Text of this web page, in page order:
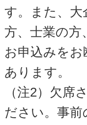
す。また、大
方、士業の方
お申込みを
あります。
（注2）欠席
ださい。事